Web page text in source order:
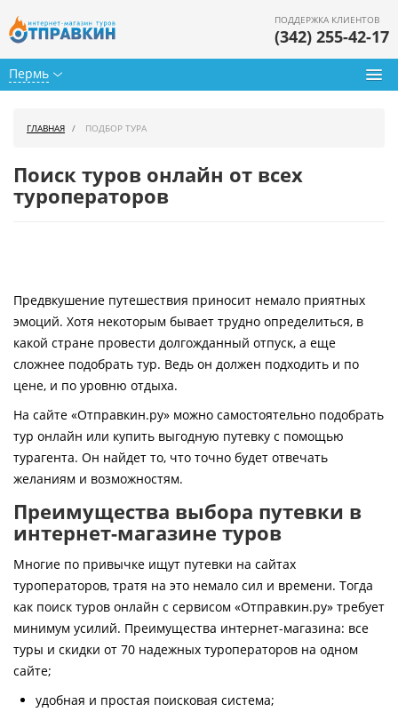
Пермь
ПОДДЕРЖКА КЛИЕНТОВ
(342) 255-42-17
Горящие туры
Страны
Как купить
Контакты
ГЛАВНАЯ ПОДБОР ТУРА
Поиск туров онлайн от всех
туроператоров
Предвкушение путешествия приносит немало приятных
эмоций. Хотя некоторым бывает трудно определиться, в
какой стране провести долгожданный отпуск, а еще
сложнее подобрать тур. Ведь он должен подходить и по
цене, и по уровню отдыха.
На сайте «Отправкин.ру» можно самостоятельно подобрать
тур онлайн или купить выгодную путевку с помощью
турагента. Он найдет то, что точно будет отвечать
желаниям и возможностям.
Преимущества выбора путевки в
интернет-магазине туров
Многие по привычке ищут путевки на сайтах
туроператоров, тратя на это немало сил и времени. Тогда
как поиск туров онлайн с сервисом «Отправкин.ру» требует
минимум усилий. Преимущества интернет-магазина: все
туры и скидки от 70 надежных туроператоров на одном
сайте;
удобная и простая поисковая система;